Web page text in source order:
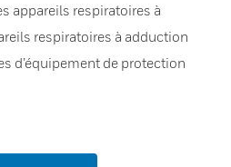
appareils respiratoires à
respiratoires à adduction
d’équipement de protection